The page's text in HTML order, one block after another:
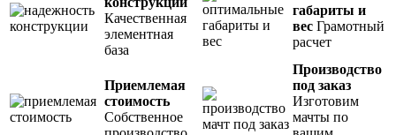
Качественная
элементная
база
габариты и
вес Грамотный
расчет
Приемлемая
стоимость
Собственное
Производство
под заказ
Изготовим
мачты по